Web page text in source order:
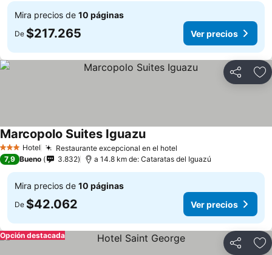
Mira precios de 10 páginas
De $217.265 Ver precios
Compartir
3 Estrellas
Hotel Restaurante excepcional en el hotel
Marcopolo Suites Iguazu
7,9 Bueno 3.832 a 14.8 km de: Cataratas del Iguazú
Mira precios de 10 páginas
De $42.062 Ver precios
Compartir
Opción destacada